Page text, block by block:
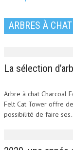
ARBRES À CHAT
La sélection
Arbre à chat Charcoal
Felt Cat Tower offre
possibilité de faire